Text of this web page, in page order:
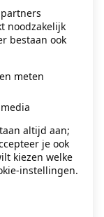
noodzakelijk
bestaan ook
meten
altijd aan;
je ook
kiezen welke
instellingen.